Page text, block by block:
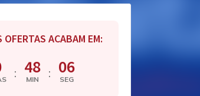
OFERTAS ACABAM EM:
: 48
MIN : 05
SEG